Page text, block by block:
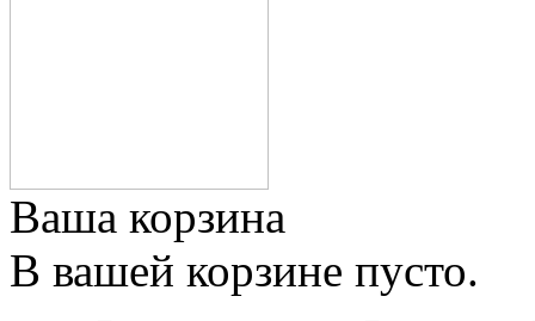
Ваша корзина
В вашей корзине пусто.